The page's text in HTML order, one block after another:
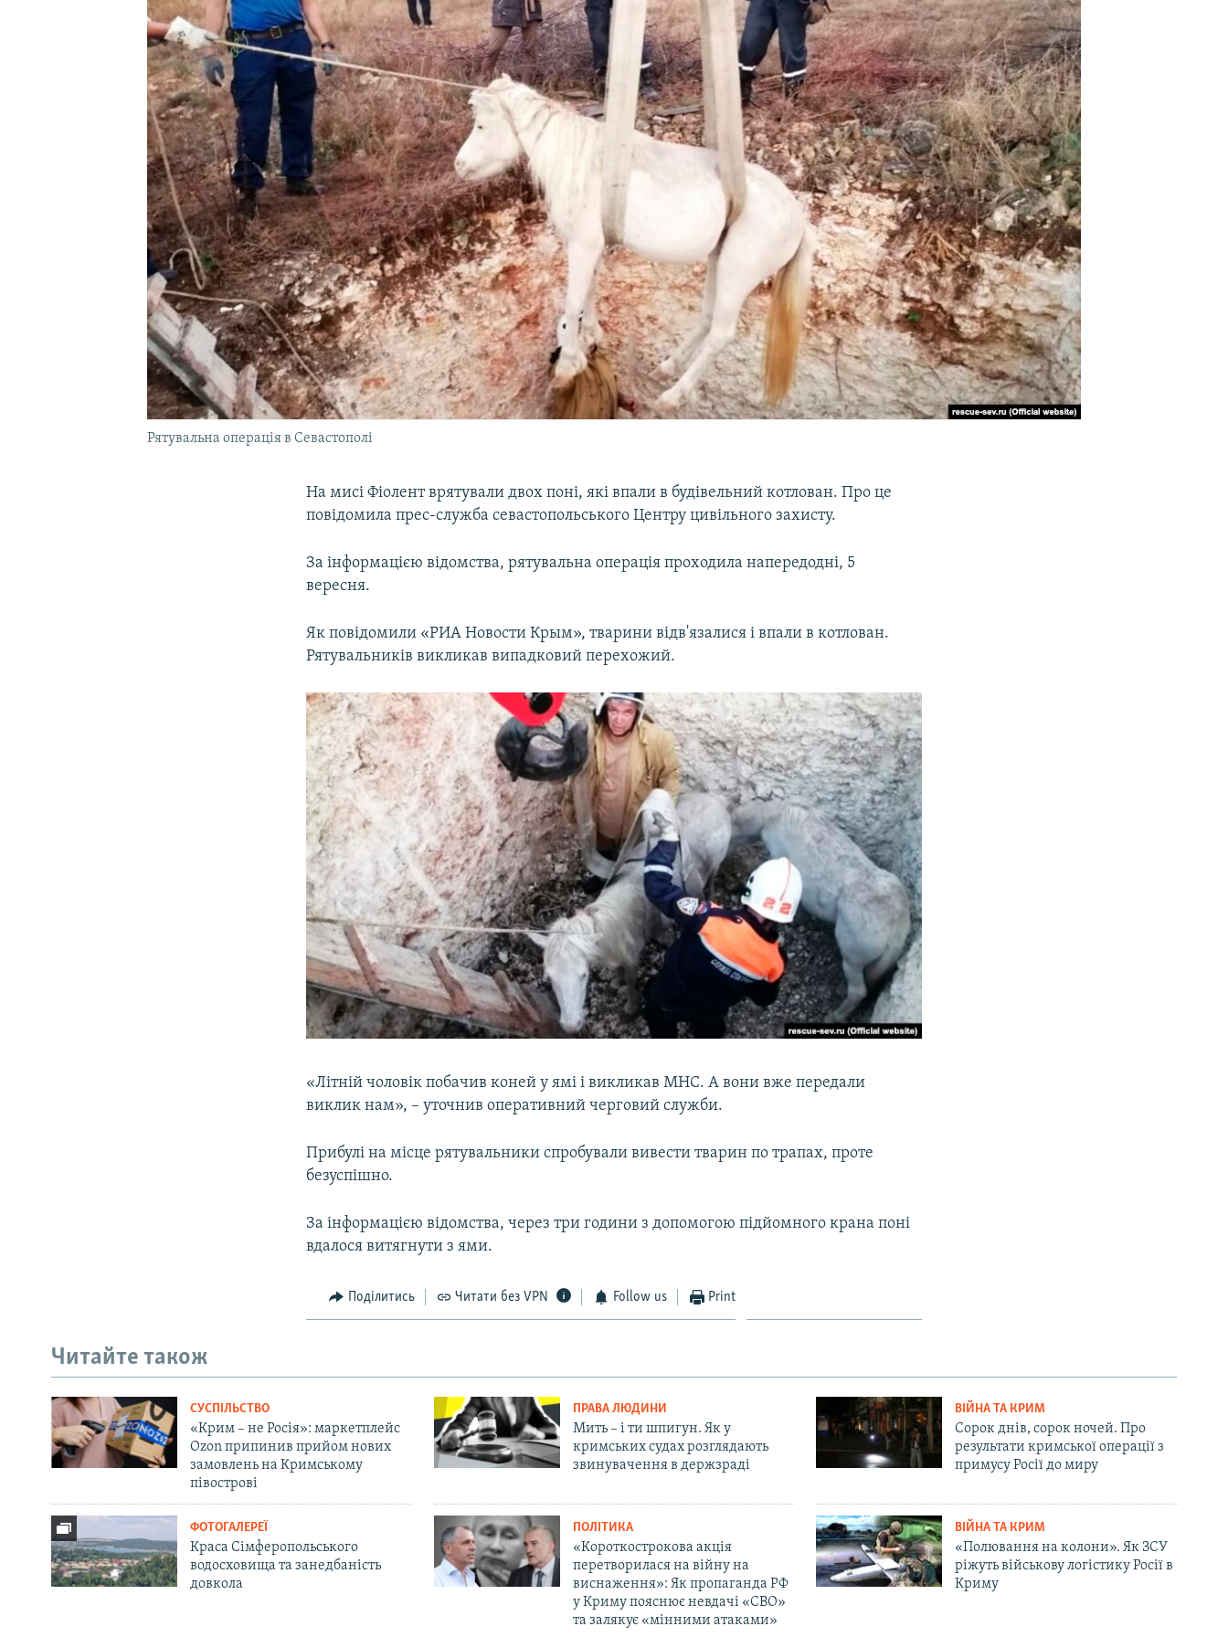
УКРАЇНСЬКА ПРОБЛЕМА КРИМУ
Рятувальна операція в Севастополі
На мисі Фіолент врятували двох поні, які впали в будівельний котлован. Про це
повідомила прес-служба севастопольського Центру цивільного захисту.
За інформацією відомства, рятувальна операція проходила напередодні, 5
вересня.
Як повідомили «РИА Новости Крым», тварини відв'язалися і впали в котлован.
Рятувальників викликав випадковий перехожий.
«Літній чоловік побачив коней у ямі і викликав МНС. А вони вже передали
виклик нам», – уточнив оперативний черговий служби.
Прибулі на місце рятувальники спробували вивести тварин по трапах, проте
безуспішно.
За інформацією відомства, через три години з допомогою підйомного крана поні
вдалося витягнути з ями.
Поділитись Читати без VPN Follow us Print
Читайте також
СУСПІЛЬСТВО
«Крим – не Росія»: маркетплейс
Ozon припинив прийом нових
замовлень на Кримському
півострові
ПРАВА ЛЮДИНИ
Мить – і ти шпигун. Як у
кримських судах розглядають
звинувачення в держзраді
ВІЙНА ТА КРИМ
Сорок днів, сорок ночей. Про
результати кримської операції з
примусу Росії до миру
ФОТОГАЛЕРЕЇ
Краса Сімферопольського
водосховища та занедбаність
довкола
ПОЛІТИКА
«Короткострокова акція
перетворилася на війну на
виснаження»: Як пропаганда РФ
у Криму пояснює невдачі «СВО»
та залякує «мінними атаками»
ВІЙНА ТА КРИМ
«Полювання на колони». Як ЗСУ
ріжуть військову логістику Росії в
Криму